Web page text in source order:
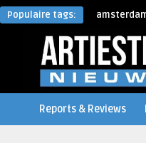
Populaire tags:
Reports & Reviews